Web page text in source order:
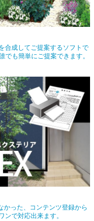
合成してご提案するソフトで
でも簡単にご提案できます。
かった、コンテンツ登録から
ンで対応出来ます。